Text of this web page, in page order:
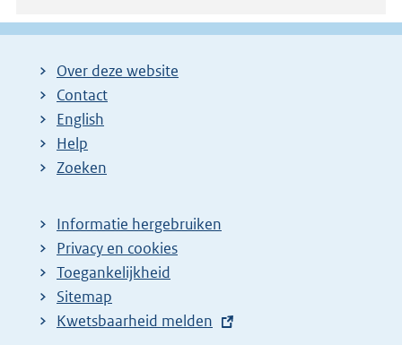
Over deze website
Contact
English
Help
Zoeken
Informatie hergebruiken
Privacy en cookies
Toegankelijkheid
Sitemap
E
Kwetsbaarheid melden